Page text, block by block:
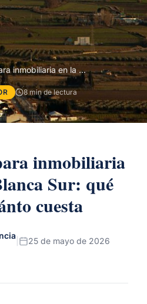
Página web para inmobiliaria en la Costa Blanca Sur: qué necesita y cuánto cuesta
8 min de lectura
inmobiliaria
Sur: qué
cuesta
25 de mayo de 2026